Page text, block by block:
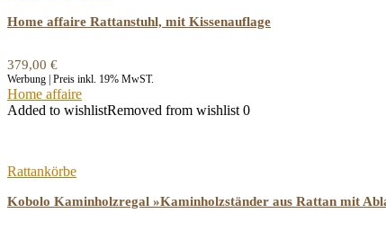
Home affaire Rattanstuhl, mit Kissenauflage
379,00 €
Werbung | Preis inkl. 19% MwST.
Home affaire
Added to wishlistRemoved from wishlist 0
Rattankörbe
Kobolo Kaminholzregal »Kaminholzständer aus Rattan mit